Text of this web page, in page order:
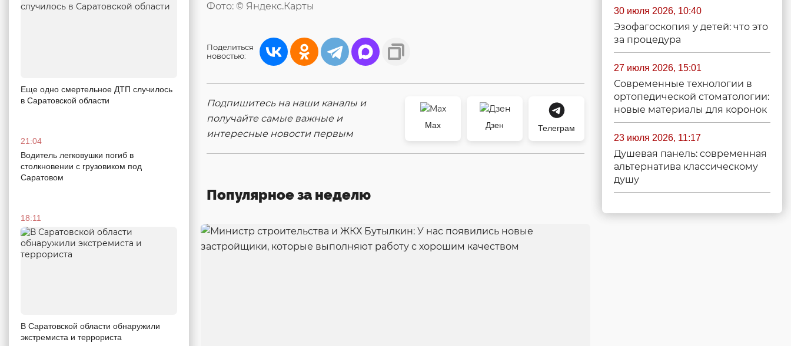
Еще одно смертельное ДТП случилось
в Саратовской области
21:04
Водитель легковушки погиб в
столкновении с грузовиком под
Саратовом
18:11
В Саратовской области обнаружили
экстремиста и террориста
Фото: © Яндекс.Карты
Поделиться
новостью:
Подпишитесь на наши каналы и
получайте самые важные и
интересные новости первым
Max Дзен Телеграм
Популярное за неделю
30 июля 2026, 10:40
Эзофагоскопия у детей: что это
за процедура
27 июля 2026, 15:01
Современные технологии в
ортопедической стоматологии:
новые материалы для коронок
23 июля 2026, 11:17
Душевая панель: современная
альтернатива классическому
душу